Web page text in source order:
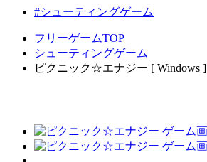
#シューティングゲーム
フリーゲームTOP
シューティングゲーム
ピクニック☆エナジー [ Windows ]